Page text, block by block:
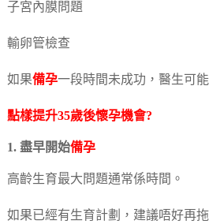
子宮內膜問題
輸卵管檢查
如果備孕一段時間未成功，醫生可
點樣提升35歲後懷孕機會?
1. 盡早開始備孕
高齡生育最大問題通常係時間。
如果已經有生育計劃，建議唔好再拖